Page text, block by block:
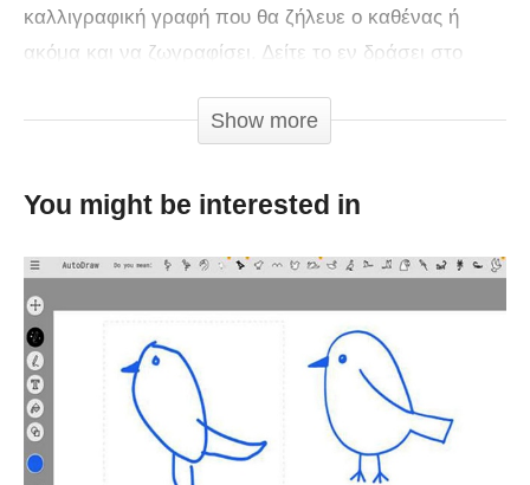
καλλιγραφική γραφή που θα ζήλευε ο καθένας ή
ακόμα και να ζωγραφίσει. Δείτε το εν δράσει στο
Show more
You might be interested in